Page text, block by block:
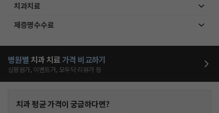
치과치료
제증명수수료
병원별 치과 치료가격 비교하기
심평원가, 이벤트가, 모두닥 리뷰가 등
치과평균 가격이 궁금하다면?